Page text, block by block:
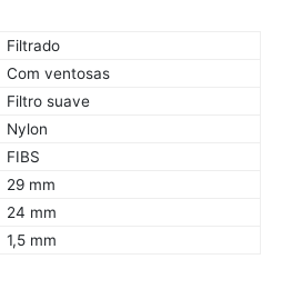
Filtrado
Com ventosas
Filtro suave
Nylon
FIBS
29 mm
24 mm
1,5 mm